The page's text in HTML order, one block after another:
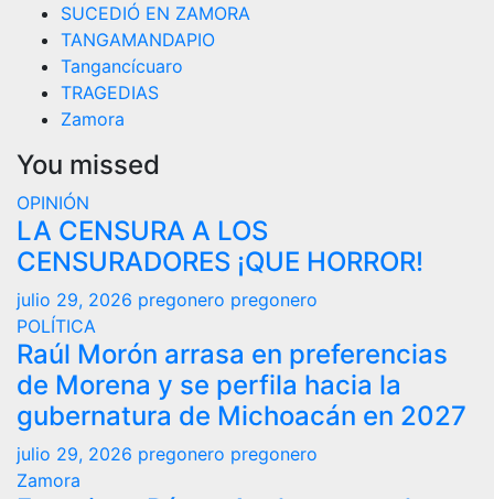
SUCEDIÓ EN ZAMORA
TANGAMANDAPIO
Tangancícuaro
TRAGEDIAS
Zamora
You missed
OPINIÓN
LA CENSURA A LOS
CENSURADORES ¡QUE HORROR!
julio 29, 2026 pregonero pregonero
POLÍTICA
Raúl Morón arrasa en preferencias
de Morena y se perfila hacia la
gubernatura de Michoacán en 2027
julio 29, 2026 pregonero pregonero
Zamora